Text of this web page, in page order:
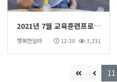
2021년 7월 교육훈련프로그램
행복한일터 12-20 3,231
11